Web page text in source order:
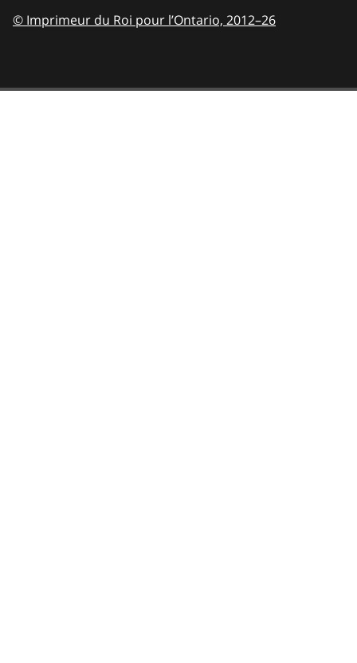
© Imprimeur du Roi pour l’Ontario, 2012–26